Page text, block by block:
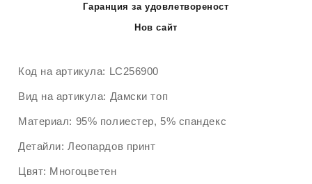
Гаранция за удовлетвореност
Нов сайт
Код на артикула: LC256900
Вид на артикула: Дамски топ
Материал: 95% полиестер, 5% спандекс
Детайли: Леопардов принт
Цвят: Многоцветен